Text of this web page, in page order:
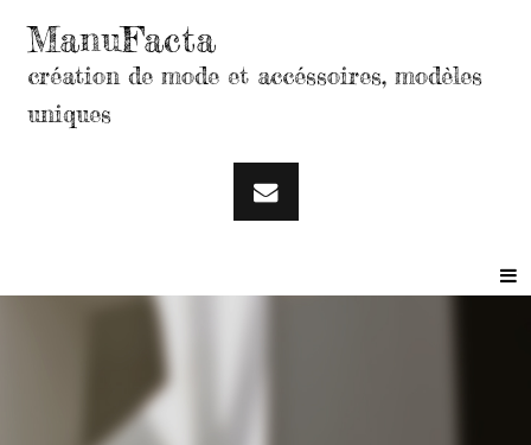
ManuFacta
création de mode et accéssoires, modèles
uniques